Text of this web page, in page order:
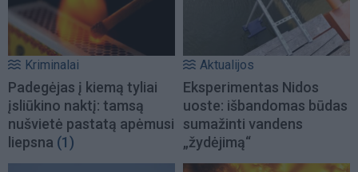
Kriminalai
Padegėjas į kiemą tyliai
įsliūkino naktį: tamsą
nušvietė pastatą apėmusi
liepsna (1)
Aktualijos
Eksperimentas Nidos
uoste: išbandomas būdas
sumažinti vandens
„žydėjimą“